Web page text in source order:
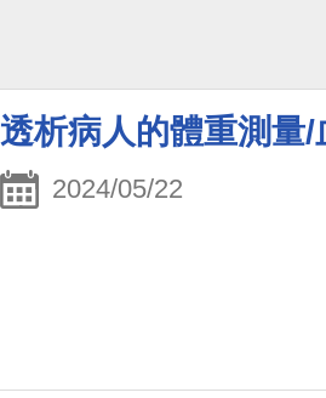
透析病人的體重測量/
2024/05/22